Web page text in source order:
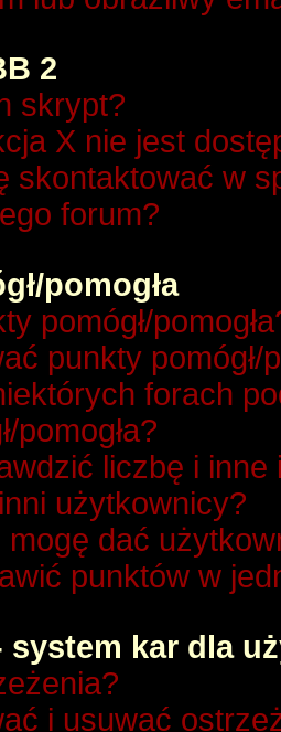
2
skrypt?
X nie jest
skontaktować w
forum?
pomogła
pomógł/
punkty pomógł/
forach
pomogła?
liczbę i
użytkownicy?
dać
punktów w
system kar dla
i usuwać